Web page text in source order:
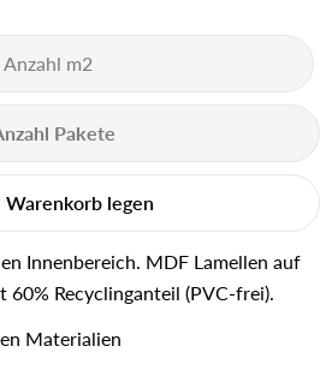
Warenkorb legen
Innenbereich. MDF Lamellen auf
60% Recyclinganteil (PVC-frei).
Materialien